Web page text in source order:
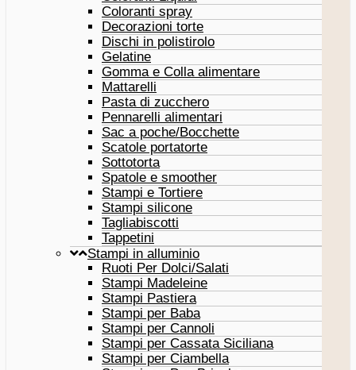
Coloranti spray
Decorazioni torte
Dischi in polistirolo
Gelatine
Gomma e Colla alimentare
Mattarelli
Pasta di zucchero
Pennarelli alimentari
Sac a poche/Bocchette
Scatole portatorte
Sottotorta
Spatole e smoother
Stampi e Tortiere
Stampi silicone
Tagliabiscotti
Tappetini
Stampi in alluminio
Ruoti Per Dolci/Salati
Stampi Madeleine
Stampi Pastiera
Stampi per Baba
Stampi per Cannoli
Stampi per Cassata Siciliana
Stampi per Ciambella